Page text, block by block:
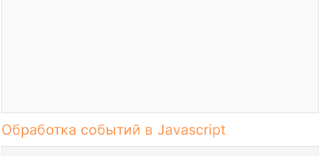
Обработка событий в Javascript